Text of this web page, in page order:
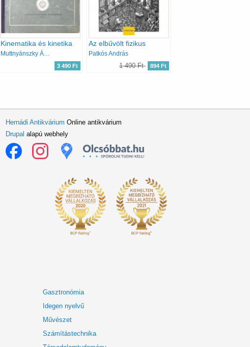
Kinematika és kinetika
Muttnyánszky Ádám
3 490 Ft
Az elbűvölt fizikus
Patkós András
1 490 Ft 894 Ft
Hernádi Antikvárium Online antikvárium
Drupal alapú webhely
Gasztronómia
Idegen nyelvű
Művészet
Számítástechnika